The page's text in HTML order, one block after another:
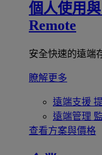
個人使用
Remote
安全快速的遠端
瞭解更多
遠端支援
遠端管理
查看方案與價格